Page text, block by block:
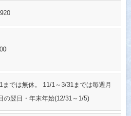
までは無休。 11/1～3/31までは毎週月
の翌日・年末年始(12/31～1/5)